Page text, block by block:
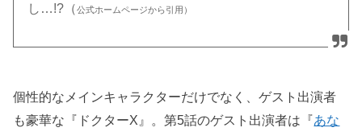
し…!? （公式ホームページから引用）
個性的なメインキャラクターだけでなく、ゲスト出演者
も豪華な『ドクターX』。第5話のゲスト出演者は『あな